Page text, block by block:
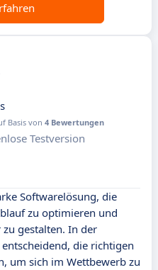
Basis von 4 Bewertungen
Testversion
Softwarelösung, die
zu optimieren und
zu gestalten. In der
die richtigen
um sich im Wettbewerb zu